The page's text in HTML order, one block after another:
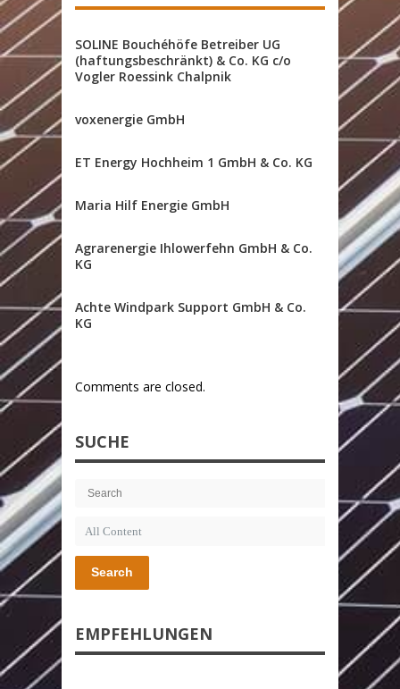
SOLINE Bouchéhöfe Betreiber UG
(haftungsbeschränkt) & Co. KG c/o
Vogler Roessink Chalpnik
voxenergie GmbH
ET Energy Hochheim 1 GmbH & Co. KG
Maria Hilf Energie GmbH
Agrarenergie Ihlowerfehn GmbH & Co.
KG
Achte Windpark Support GmbH & Co.
KG
Comments are closed.
SUCHE
Search
EMPFEHLUNGEN